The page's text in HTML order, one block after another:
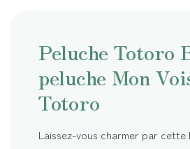
Peluche Totoro
peluche Mon
Totoro
Laissez-vous charmer par